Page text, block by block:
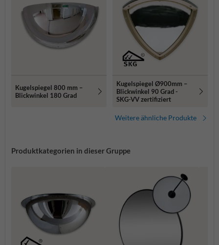
Kugelspiegel 800 mm –
Blickwinkel 180 Grad
Kugelspiegel Ø900mm –
Blickwinkel 90 Grad -
SKG-VV zertifiziert
Weitere ähnliche Produkte
Produktkategorien in dieser Gruppe